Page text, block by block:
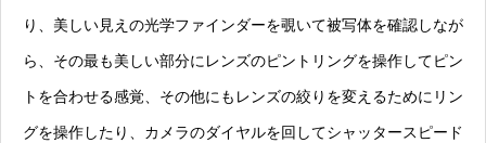
り、美しい見えの光学ファインダーを覗いて被写体を確認しなが
ら、その最も美しい部分にレンズのピントリングを操作してピン
トを合わせる感覚、その他にもレンズの絞りを変えるためにリン
グを操作したり、カメラのダイヤルを回してシャッタースピード